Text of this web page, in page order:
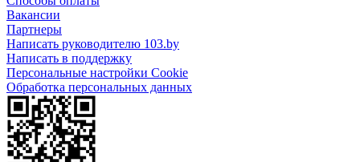
Вакансии
Партнеры
Написать руководителю 103.by
Написать в поддержку
Персональные настройки Cookie
Обработка персональных данных